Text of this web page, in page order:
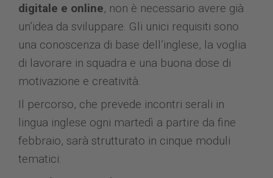
digitale e online, non è necessario avere già
un’idea da sviluppare. Gli unici requisiti sono
una conoscenza di base dell’inglese, la voglia
di lavorare in squadra e una buona dose di
motivazione e creatività.
Il percorso, che prevede incontri serali in
lingua inglese ogni martedì a partire da fine
febbraio, sarà strutturato in cinque moduli
tematici: